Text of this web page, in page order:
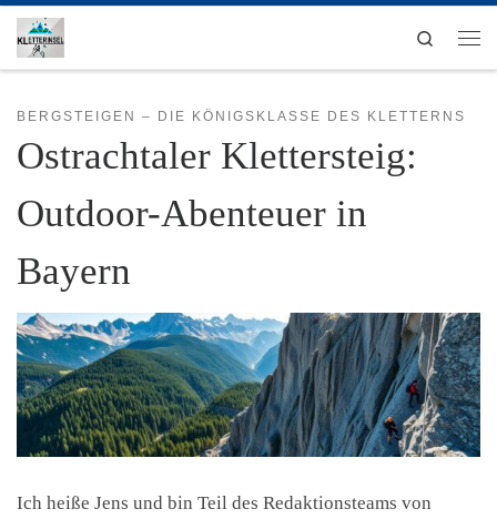
Zum Inhalt springen
Search
BERGSTEIGEN – DIE KÖNIGSKLASSE DES KLETTERNS
Ostrachtaler Klettersteig:
Outdoor-Abenteuer in
Bayern
Ich heiße Jens und bin Teil des Redaktionsteams von